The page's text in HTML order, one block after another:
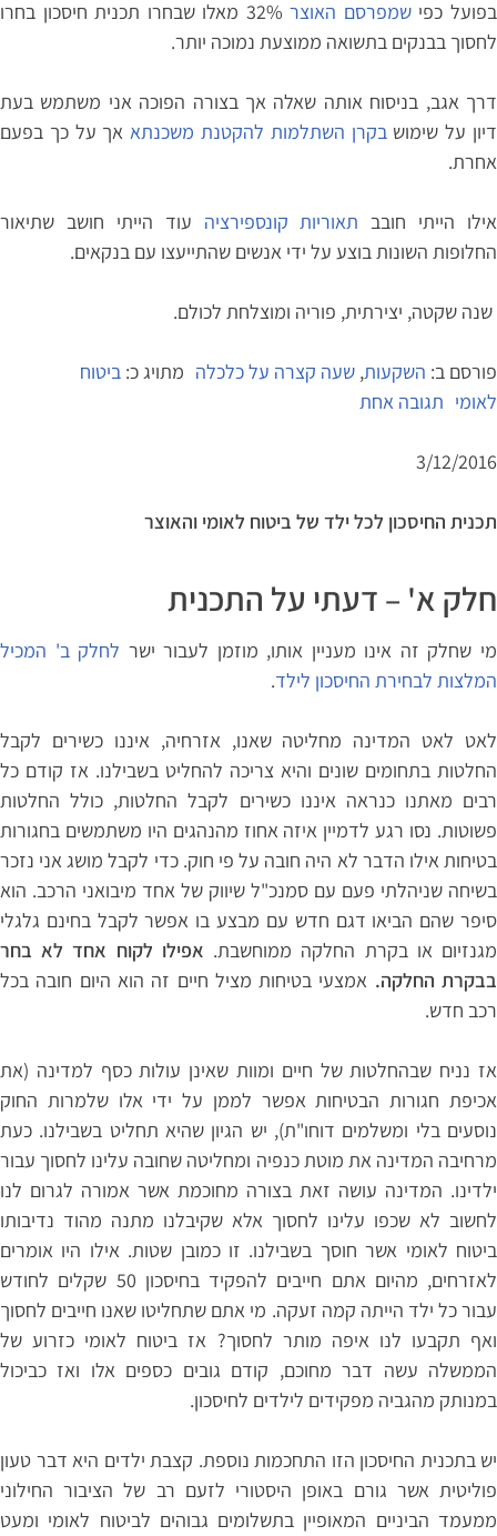
בפועל כפישמפרסם האוצר
32% מאלו שבחרו תכנית חיסכון בחרו
לחסוך בבנקים בתשואה ממוצעת נמוכה יותר.
דרך אגב, בניסוח אותה שאלה אך בצורה הפוכה אני משתמש בעת
דיון על שימושבקרן השתלמות להקטנת משכנתאאך על כך בפעם
אחרת.
אילו הייתי חובב תאוריות קונספירציה עוד הייתי חושב שתיאור
החלופות השונות בוצע על ידי אנשים שהתייעצו עם בנקאים.
שנה שקטה, יצירתית, פוריה ומוצלחת לכולם.
פורסם ב: השקעות, שעה קצרה על כלכלה מתויג כ: ביטוח
לאומי תגובה אחת
לכל
איך
תיאור
המסלולים
לשגיאה
כלכלית
3/12/2016
תכנית החיסכון לכל ילד של ביטוח לאומי והאוצר
חלק א' – דעתי על התכנית
מי שחלק זה אינו מעניין אותו, מוזמן לעבור ישר לחלק ב' המכיל
המלצות לבחירת החיסכון לילד.
לאט לאט המדינה מחליטה שאנו, אזרחיה, איננו כשירים לקבל
החלטות בתחומים שונים והיא צריכה להחליט בשבילנו. אז קודם כל
רבים מאתנו כנראה איננו כשירים לקבל החלטות, כולל החלטות
פשוטות. נסו רגע לדמיין איזה אחוז מהנהגים היו משתמשים בחגורות
בטיחות אילו הדבר לא היה חובה על פי חוק. כדי לקבל מושג אני נזכר
בשיחה שניהלתי פעם עם סמנכ"ל שיווק של אחד מיבואני הרכב. הוא
סיפר שהם הביאו דגם חדש עם מבצע בו אפשר לקבל בחינם גלגלי
מגנזיום או בקרת החלקה ממוחשבת. אפילו לקוח אחד לא בחר
בבקרת החלקה. אמצעי בטיחות מציל חיים זה הוא היום חובה בכל
רכב חדש.
אז נניח שבהחלטות של חיים ומוות שאינן עולות כסף למדינה (את
אכיפת חגורות הבטיחות אפשר לממן על ידי אלו שלמרות החוק
נוסעים בלי ומשלמים דוחו"ת), יש הגיון שהיא תחליט בשבילנו. כעת
מרחיבה המדינה את מוטת כנפיה ומחליטה שחובה עלינו לחסוך עבור
ילדינו. המדינה עושה זאת בצורה מחוכמת אשר אמורה לגרום לנו
לחשוב לא שכפו עלינו לחסוך אלא שקיבלנו מתנה מהוד נדיבותו
ביטוח לאומי אשר חוסך בשבילנו. זו כמובן שטות. אילו היו אומרים
לאזרחים, מהיום אתם חייבים להפקיד בחיסכון 50 שקלים לחודש
עבור כל ילד הייתה קמה זעקה. מי אתם שתחליטו שאנו חייבים לחסוך
ואף תקבעו לנו איפה מותר לחסוך? אז ביטוח לאומי כזרוע של
הממשלה עשה דבר מחוכם, קודם גובים כספים אלו ואז כביכול
במנותק מהגביה מפקידים לילדים לחיסכון.
יש בתכנית החיסכון הזו התחכמות נוספת. קצבת ילדים היא דבר טעון
פוליטית אשר גורם באופן היסטורי לזעם רב של הציבור החילוני
ממעמד הביניים המאופיין בתשלומים גבוהים לביטוח לאומי ומעט